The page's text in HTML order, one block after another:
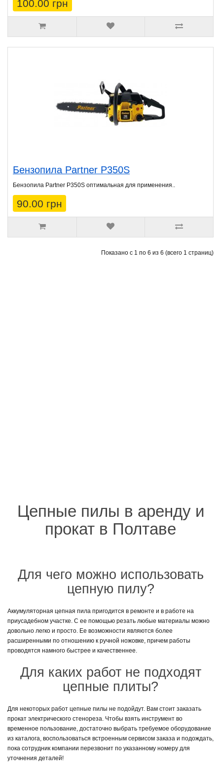
100.00 грн
Бензопила Partner P350S
Бензопила Partner P350S оптимальная для применения..
90.00 грн
Показано с 1 по 6 из 6 (всего 1 страниц)
Цепные пилы в аренду и
прокат в Полтаве
Для чего можно использовать
цепную пилу?
Аккумуляторная цепная пила пригодится в ремонте и в работе на
приусадебном участке. С ее помощью резать любые материалы можно
довольно легко и просто. Ее возможности являются более
расширенными по отношению к ручной ножовке, причем работы
проводятся намного быстрее и качественнее.
Для каких работ не подходят
цепные плиты?
Для некоторых работ цепные пилы не подойдут. Вам стоит заказать
прокат электрического стенореза. Чтобы взять инструмент во
временное пользование, достаточно выбрать требуемое оборудование
из каталога, воспользоваться встроенным сервисом заказа и подождать,
пока сотрудник компании перезвонит по указанному номеру для
уточнения деталей!